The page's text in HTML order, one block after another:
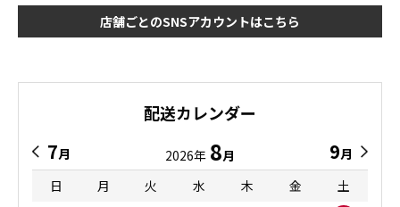
店舗ごとのSNSアカウントはこちら
配送カレンダー
7月 2026年 8月 9月
日
月 火 水 木 金
土